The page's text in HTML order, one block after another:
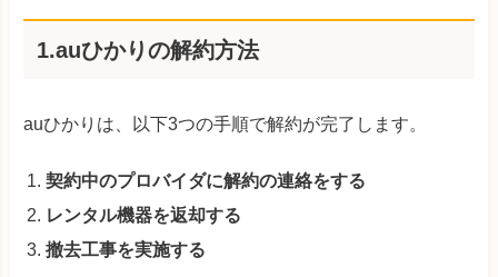
1.auひかりの解約方法
auひかりは、以下3つの手順で解約が完了します。
契約中のプロバイダに解約の連絡をする
レンタル機器を返却する
撤去工事を実施する